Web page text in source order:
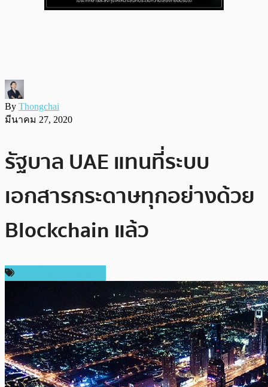
By Thongchai
มีนาคม 27, 2020
รัฐบาล UAE แทนที่ระบบ
เอกสารกระดาษทุกอย่างด้วย
Blockchain แล้ว